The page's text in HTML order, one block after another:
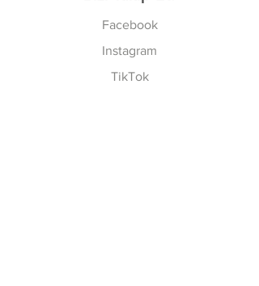
Facebook
Instagram
TikTok